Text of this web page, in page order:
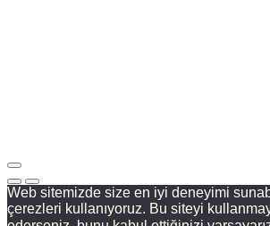
Web sitemizde size en iyi deneyimi
çerezleri kullanıyoruz. Bu siteyi